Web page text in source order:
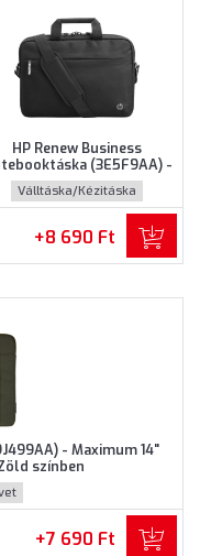
HP Renew Business
(3E5F9AA) -
Maximum 14.0" méretű
notebookokhoz - Fekete
színben
Válltáska/Kézitáska
műanyag
+8 690 Ft
- Maximum 14"
színben
+7 690 Ft